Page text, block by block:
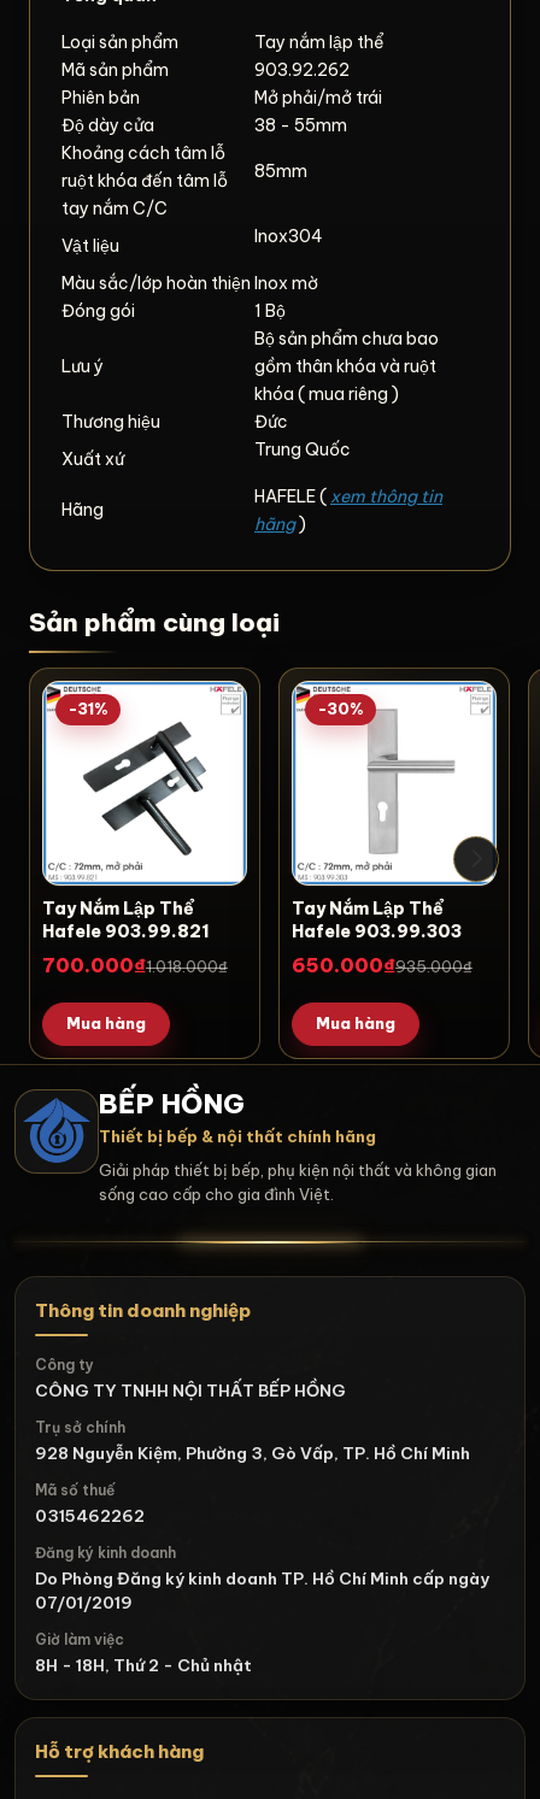
Loại sản phẩm
Tay nắm lập thể
Mã sản phẩm
903.92.262
Phiên bản
Mở phải/mở trái
Độ dày cửa
38 - 55mm
Khoảng cách tâm lỗ
ruột khóa đến tâm lỗ
tay nắm C/C
85mm
Vật liệu Inox304
Màu sắc/lớp hoàn thiện Inox mờ
Đóng gói
1 Bộ
Lưu ý
Bộ sản phẩm chưa bao
gồm thân khóa và ruột
khóa ( mua riêng )
Thương hiệu
Đức
Xuất xứ
Trung Quốc
Hãng
HAFELE ( xem thông tin
hãng)
Sản phẩm cùng loại
-31%
Tay Nắm Lập Thể
Hafele 903.99.821
700.000₫1.018.000₫
Mua hàng
-30%
Tay Nắm Lập Thể
Hafele 903.99.303
650.000₫935.000₫
Mua hàng
BẾP HỒNG
Thiết bị bếp & nội thất chính hãng
Giải pháp thiết bị bếp, phụ kiện nội thất và không gian
sống cao cấp cho gia đình Việt.
Thông tin doanh nghiệp
Công ty
CÔNG TY TNHH NỘI THẤT BẾP HỒNG
Trụ sở chính
928 Nguyễn Kiệm, Phường 3, Gò Vấp, TP. Hồ Chí Minh
Mã số thuế
0315462262
Đăng ký kinh doanh
Do Phòng Đăng ký kinh doanh TP. Hồ Chí Minh cấp ngày
07/01/2019
Giờ làm việc
8H - 18H, Thứ 2 - Chủ nhật
Hỗ trợ khách hàng